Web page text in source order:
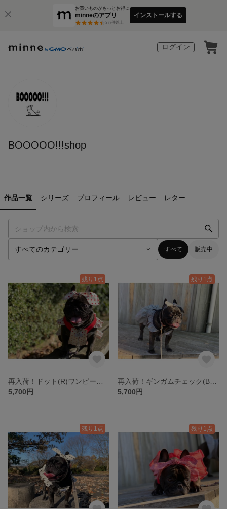
お買いものがもっとお得に
minneのアプリ
3万件以上
インストールする
ログイン
BOOOOO!!!shop
作品一覧 シリーズ プロフィール レビュー レター
すべて 販売中
残り1点
5,700円
残り1点
5,700円
残り1点 残り1点